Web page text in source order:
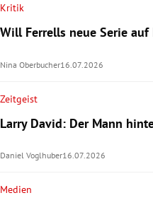
Kritik
Will Ferrells neue Serie
Nina Oberbucher16.07.2026
Zeitgeist
Larry David: Der Mann
Daniel Voglhuber16.07.2026
Medien